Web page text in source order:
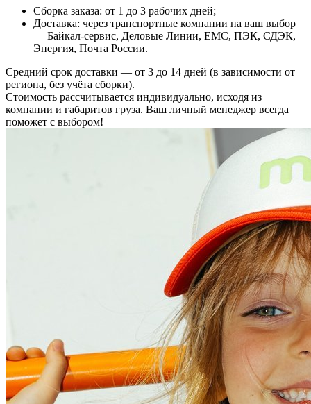
Сборка заказа: от 1 до 3 рабочих дней;
Доставка: через транспортные компании на ваш выбор
— Байкал-сервис, Деловые Линии, ЕМС, ПЭК, СДЭК,
Энергия, Почта России.
Средний срок доставки — от 3 до 14 дней (в зависимости от
региона, без учёта сборки).
Стоимость рассчитывается индивидуально, исходя из
компании и габаритов груза. Ваш личный менеджер всегда
поможет с выбором!